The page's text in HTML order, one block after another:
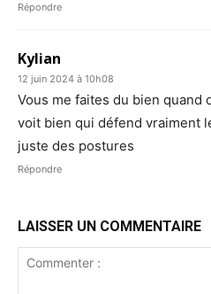
Répondre
Kylian
12 juin 2024 à 10h08
Vous me faites du bien quand
voit bien qui défend vraiment
juste des postures
Répondre
LAISSER UN COMMENTAIRE